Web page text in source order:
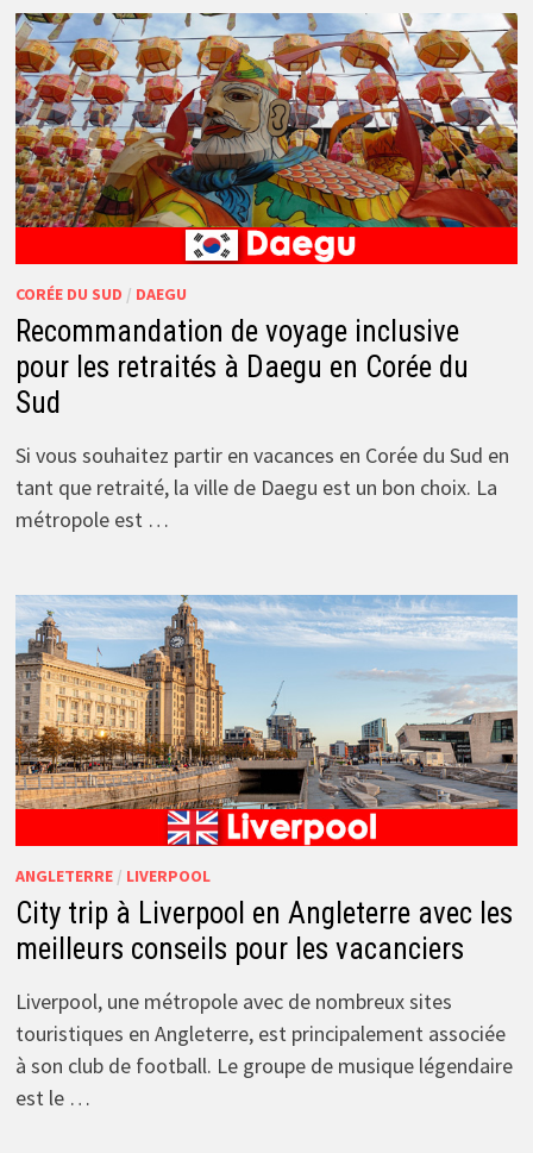
CORÉE DU SUD / DAEGU
Recommandation de voyage inclusive
pour les retraités à Daegu en Corée du
Sud
Si vous souhaitez partir en vacances en Corée du Sud en
tant que retraité, la ville de Daegu est un bon choix. La
métropole est …
ANGLETERRE/ LIVERPOOL
City trip à Liverpool en Angleterre avec les
meilleurs conseils pour les vacanciers
Liverpool, une métropole avec de nombreux sites
touristiques en Angleterre, est principalement associée
à son club de football. Le groupe de musique légendaire
est le …